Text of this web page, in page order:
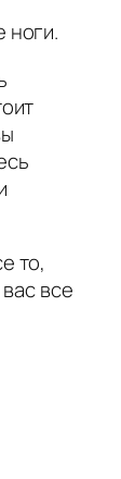
ноги.
то,
все